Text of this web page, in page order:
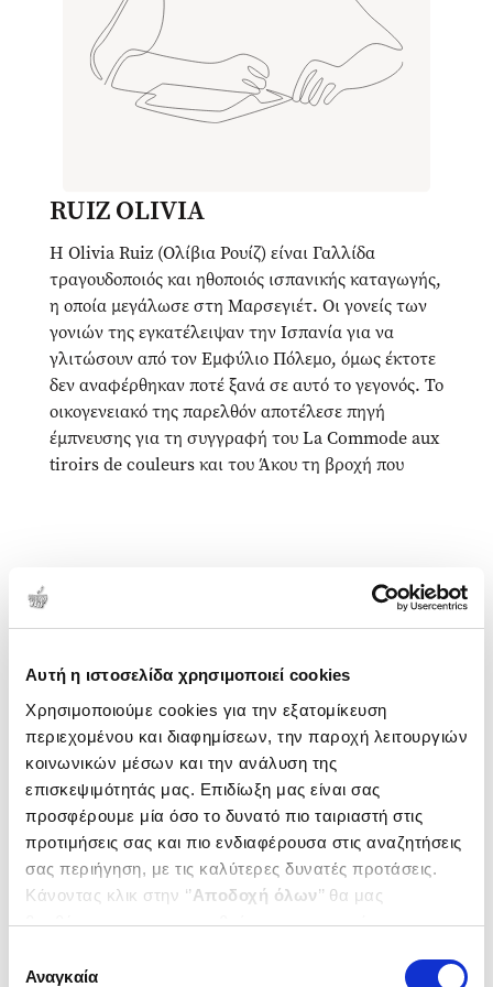
Αυτή η ιστοσελίδα χρησιμοποιεί cookies
Χρησιμοποιούμε cookies για την εξατομίκευση
περιεχομένου και διαφημίσεων, την παροχή λειτουργιών
κοινωνικών μέσων και την ανάλυση της
επισκεψιμότητάς μας. Επιδίωξη μας είναι σας
προσφέρουμε μία όσο το δυνατό πιο ταιριαστή στις
προτιμήσεις σας και πιο ενδιαφέρουσα στις αναζητήσεις
σας περιήγηση, με τις καλύτερες δυνατές προτάσεις.
Κάνοντας κλικ στην ‘’Αποδοχή όλων’’ θα μας
βοηθήσετε να ανταποκριθούμε στα παραπάνω.
ενδιαφέρουν και να επιλέξετε από τα παρακάτω με την
συγκατάθεσης
Αναγκαία
RUIZ OLIVIA
Η Olivia Ruiz (Ολίβια Ρουίζ) είναι Γαλλίδα
τραγουδοποιός και ηθοποιός ισπανικής καταγωγής,
η οποία μεγάλωσε στη Μαρσεγιέτ. Οι γονείς των
γονιών της εγκατέλειψαν την Ισπανία για να
γλιτώσουν από τον Εμφύλιο Πόλεμο, όμως έκτοτε
δεν αναφέρθηκαν ποτέ ξανά σε αυτό το γεγονός. Το
οικογενειακό της παρελθόν αποτέλεσε πηγή
έμπνευσης για τη συγγραφή του La Commode aux
tiroirs de couleurs και του Άκου τη βροχή που
1-1 από 1 προϊόντα
Δημοτικότητα